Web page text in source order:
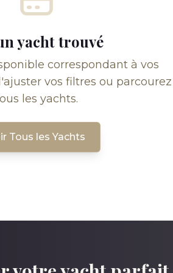
yacht trouvé
correspondant à vos
vos filtres ou parcourez
les yachts.
Tous les Yachts